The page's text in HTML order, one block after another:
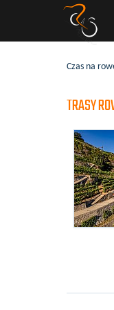
Czas na
TRASY